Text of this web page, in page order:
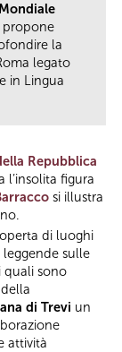
propone
la
legato
in Lingua
Repubblica
l’insolita figura
si illustra
di luoghi
sulle
quali sono
di Trevi un
attività